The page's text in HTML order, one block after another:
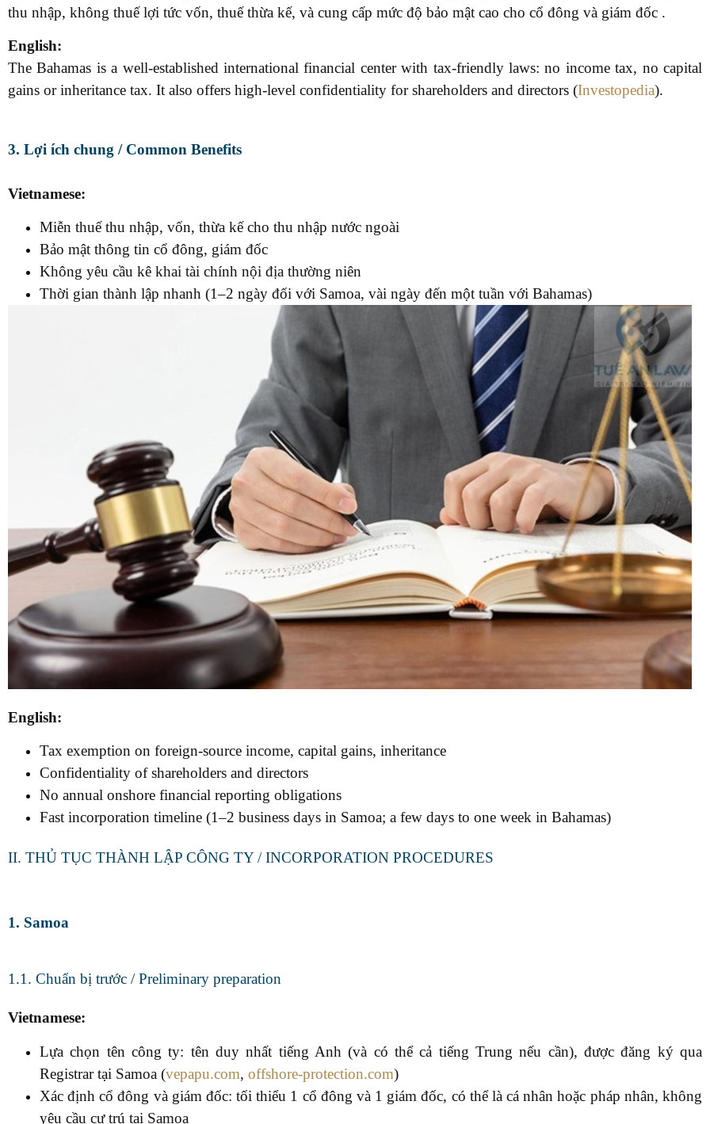
thu nhập, không thuế lợi tức vốn, thuế thừa kế, và cung cấp mức độ bảo mật cao cho cổ đông và giám đốc .
English:
The Bahamas is a well-established international financial center with tax-friendly laws: no income tax, no capital
gains or inheritance tax. It also offers high-level confidentiality for shareholders and directors (Investopedia).
3. Lợi ích chung / Common Benefits
Vietnamese:
Miễn thuế thu nhập, vốn, thừa kế cho thu nhập nước ngoài
Bảo mật thông tin cổ đông, giám đốc
Không yêu cầu kê khai tài chính nội địa thường niên
Thời gian thành lập nhanh (1–2 ngày đối với Samoa, vài ngày đến một tuần với Bahamas)
English:
Tax exemption on foreign-source income, capital gains, inheritance
Confidentiality of shareholders and directors
No annual onshore financial reporting obligations
Fast incorporation timeline (1–2 business days in Samoa; a few days to one week in Bahamas)
II. THỦ TỤC THÀNH LẬP CÔNG TY / INCORPORATION PROCEDURES
1. Samoa
1.1. Chuẩn bị trước / Preliminary preparation
Vietnamese:
Lựa chọn tên công ty: tên duy nhất tiếng Anh (và có thể cả tiếng Trung nếu cần), được đăng ký qua
Registrar tại Samoa (vepapu.com, offshore-protection.com)
Xác định cổ đông và giám đốc: tối thiểu 1 cổ đông và 1 giám đốc, có thể là cá nhân hoặc pháp nhân, không
yêu cầu cư trú tại Samoa